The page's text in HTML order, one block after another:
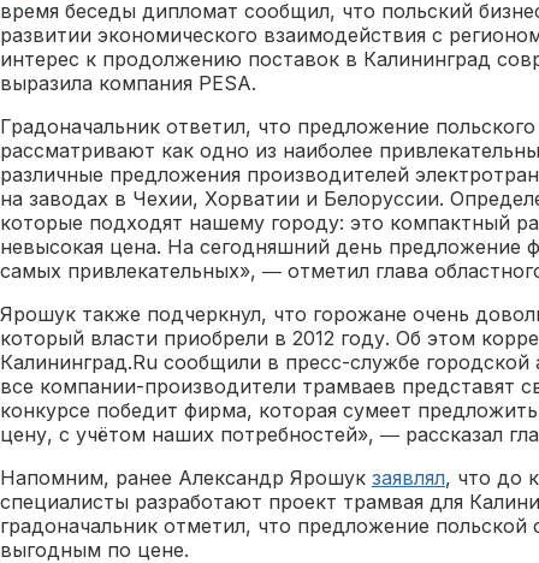
время беседы дипломат сообщил, что польский
развитии экономического взаимодействия с
интерес к продолжению поставок в Калининград
выразила компания PESA.
Градоначальник ответил, что предложение
рассматривают как одно из наиболее
различные предложения производителей
на заводах в Чехии, Хорватии и Белоруссии.
которые подходят нашему городу: это компактный
невысокая цена. На сегодняшний день предложение
самых привлекательных», ― отметил глава
Ярошук также подчеркнул, что горожане очень
который власти приобрели в 2012 году. Об этом
Калининград.Ru сообщили в пресс-службе
все компании-производители трамваев представят
конкурсе победит фирма, которая сумеет
цену, с учётом наших потребностей», ― рассказал
Напомним, ранее Александр Ярошук заявлял, что до
специалисты разработают проект трамвая для
градоначальник отметил, что предложение польской
выгодным по цене.